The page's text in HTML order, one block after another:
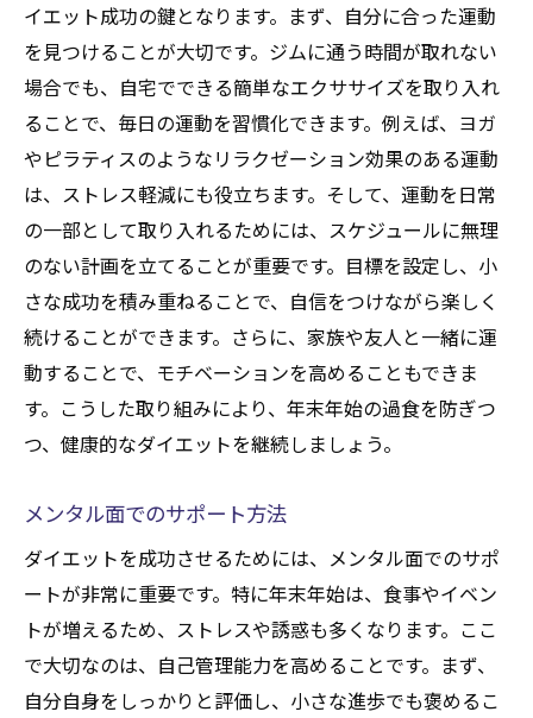
満腹中枢を刺激する食べ方
食材の選び方でコントロール
年末年始特有の食習慣を見直す
食材の準備と計画の立て方
目的を持った食事プラン
日々の記録と振り返り
健康を保ちながら年末年始を楽しむダイエット
のヒント
バランスの良い食事を心がける
運動を日課に取り入れる
休息とリフレッシュの重要性
ストレス管理で健康を保つ
サポートシステムを活用する
ダイエットと年末年始の過食防止を両立する方
法
リアルな目標設定
持続可能なダイエットプラン
イエット成功の鍵となります。まず、自分に合った運動
を見つけることが大切です。ジムに通う時間が取れない
場合でも、自宅でできる簡単なエクササイズを取り入れ
ることで、毎日の運動を習慣化できます。例えば、ヨガ
やピラティスのようなリラクゼーション効果のある運動
は、ストレス軽減にも役立ちます。そして、運動を日常
の一部として取り入れるためには、スケジュールに無理
のない計画を立てることが重要です。目標を設定し、小
さな成功を積み重ねることで、自信をつけながら楽しく
続けることができます。さらに、家族や友人と一緒に運
動することで、モチベーションを高めることもできま
す。こうした取り組みにより、年末年始の過食を防ぎつ
つ、健康的なダイエットを継続しましょう。
メンタル面でのサポート方法
ダイエットを成功させるためには、メンタル面でのサポ
ートが非常に重要です。特に年末年始は、食事やイベン
トが増えるため、ストレスや誘惑も多くなります。ここ
で大切なのは、自己管理能力を高めることです。まず、
自分自身をしっかりと評価し、小さな進歩でも褒めるこ